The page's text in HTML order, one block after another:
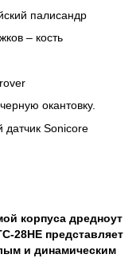
палисандр
– кость
окантовку.
датчик Sonicore
корпуса дредноут
28HE представляет
и динамическим